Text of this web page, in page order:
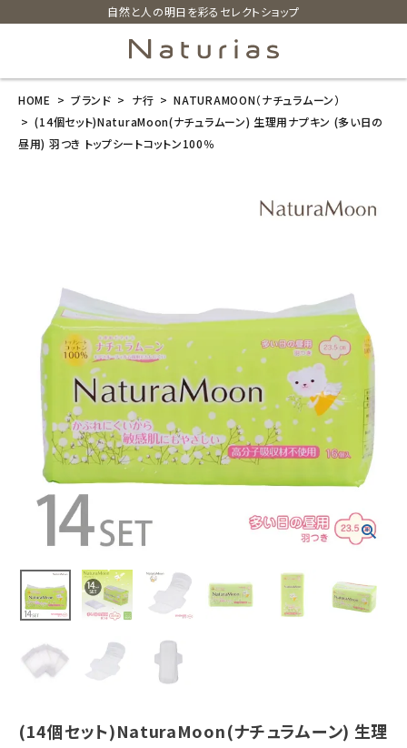
自然と人の明日を彩るセレクトショップ
search
(14個セット)N
aturaMoon
(ナチュラムー
ン) 生理用ナプ
キン (多い日の
昼用) 羽つき ト
ップシートコッ
トン100％
7,753 (税込)
新商品
カテゴリーから探す
美容・コスメ・香水
HOME ブランド ナ行
NATURAMOON（ナチュラムーン）
(14個セット)NaturaMoon(ナチュラムーン) 生理用ナプキン (多い日の
昼用) 羽つき トップシートコットン100％
(14個セット)NaturaMoon(ナチュラムーン) 生理